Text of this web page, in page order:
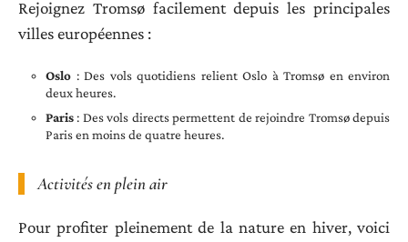
Rejoignez Tromsø facilement depuis les principales
villes européennes :
Oslo : Des vols quotidiens relient Oslo à Tromsø en environ
deux heures.
Paris: Des vols directs permettent de rejoindre Tromsø depuis
Paris en moins de quatre heures.
Activités en plein air
Pour profiter pleinement de la nature en hiver, voici